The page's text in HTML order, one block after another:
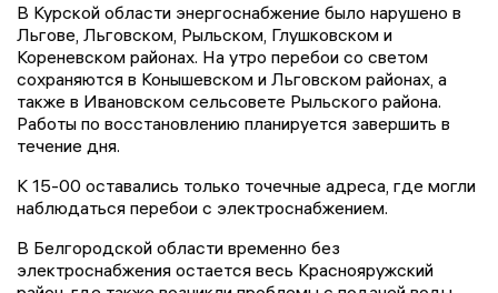
В Курской области энергоснабжение было нарушено в
Льгове, Льговском, Рыльском, Глушковском и
Кореневском районах. На утро перебои со светом
сохраняются в Конышевском и Льговском районах, а
также в Ивановском сельсовете Рыльского района.
Работы по восстановлению планируется завершить в
течение дня.
К 15-00 оставались только точечные адреса, где могли
наблюдаться перебои с электроснабжением.
В Белгородской области временно без
электроснабжения остается весь Краснояружский